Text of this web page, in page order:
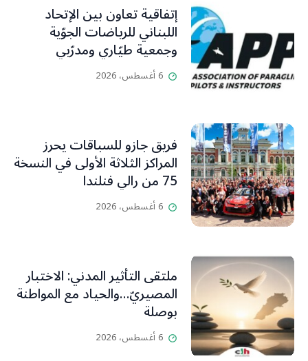
إتفاقية تعاون بين الإتحاد
اللبناني للرياضات الجوّية
وجمعية طيّاري ومدرّبي
الطيران الشراعي
6 أغسطس، 2026
فريق جازو للسباقات يحرز
المراكز الثلاثة الأولى في النسخة
75 من رالي فنلندا
6 أغسطس، 2026
ملتقى التأثير المدني: الاختبار
المصيريّ…والحياد مع المواطنة
بوصلة
6 أغسطس، 2026